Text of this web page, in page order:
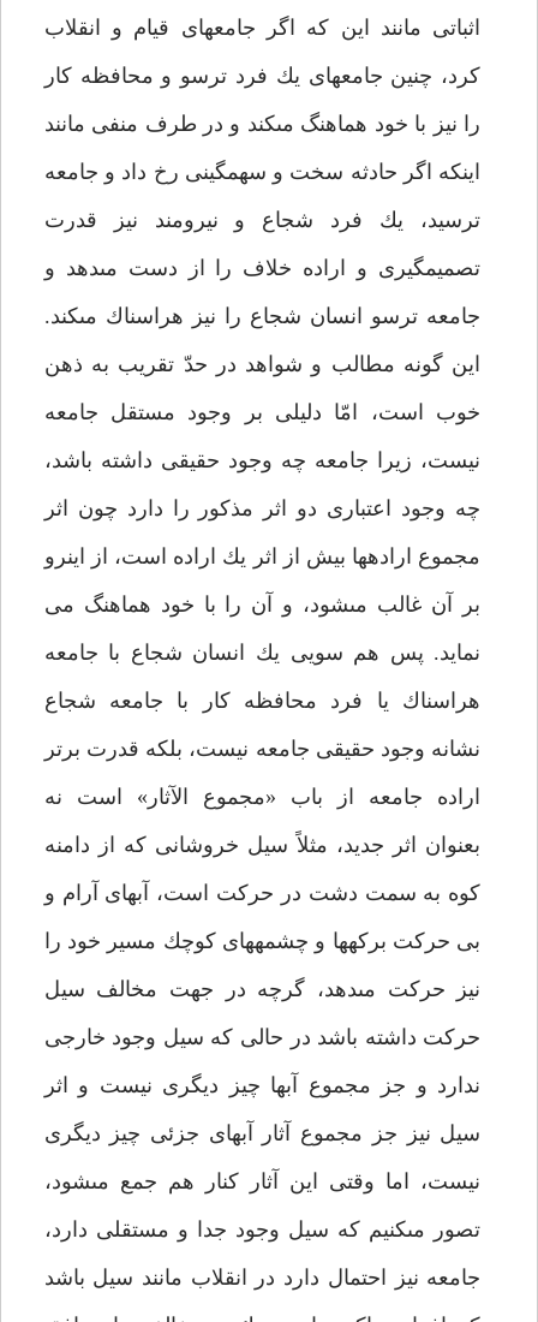
اثباتى مانند اين كه اگر جامعه‏اى قيام و انقلاب
كرد، چنين جامعه‏اى يك فرد ترسو و محافظه كار
را نيز با خود هماهنگ مى‏كند و در طرف منفى مانند
اينكه اگر حادثه سخت و سهمگينى رخ داد و جامعه
ترسيد، يك فرد شجاع و نيرومند نيز قدرت
تصميم‏گيرى و اراده خلاف را از دست مى‏دهد و
جامعه ترسو انسان شجاع را نيز هراسناك مى‏كند.
اين گونه مطالب و شواهد در حدّ تقريب به ذهن
خوب است، امّا دليلى بر وجود مستقل جامعه
نيست، زيرا جامعه چه وجود حقيقى داشته باشد،
چه وجود اعتبارى دو اثر مذكور را دارد چون اثر
مجموع اراده‏ها بيش از اثر يك اراده است، از اينرو
بر آن غالب مى‏شود، و آن را با خود هماهنگ مى
نمايد. پس هم سويى يك انسان شجاع با جامعه
هراسناك يا فرد محافظه كار با جامعه شجاع
نشانه وجود حقيقى جامعه نيست، بلكه قدرت برتر
اراده جامعه از باب «مجموع الآثار» است نه
بعنوان اثر جديد، مثلاً سيل خروشانى كه از دامنه
كوه به سمت دشت در حركت است، آب‏هاى آرام و
بى حركت بركه‏ها و چشمه‏هاى كوچك مسير خود را
نيز حركت مى‏دهد، گرچه در جهت مخالف سيل
حركت داشته باشد در حالى كه سيل وجود خارجى
ندارد و جز مجموع آبها چيز ديگرى نيست و اثر
سيل نيز جز مجموع آثار آب‏هاى جزئى چيز ديگرى
نيست، اما وقتى اين آثار كنار هم جمع مى‏شود،
تصور مى‏كنيم كه سيل وجود جدا و مستقلى دارد،
جامعه نيز احتمال دارد در انقلاب مانند سيل باشد